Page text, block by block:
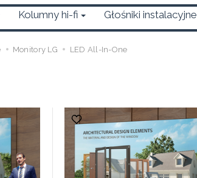
Kolumny hi-fi Głośniki instalacyjne
Monitory LG LED All-In-One